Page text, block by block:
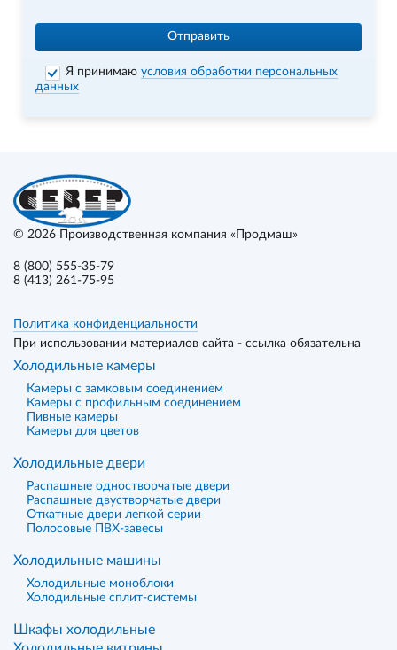
Отправить
Я принимаюусловия обработки персональных
данных
© 2026 Производственная компания «Продмаш»
8 (800) 555-35-79
8 (413) 261-75-95
Политика конфиденциальности
При использовании материалов сайта - ссылка обязательна
Холодильные камеры
Камеры с замковым соединением
Камеры с профильным соединением
Пивные камеры
Камеры для цветов
Холодильные двери
Распашные одностворчатые двери
Распашные двустворчатые двери
Откатные двери легкой серии
Полосовые ПВХ-завесы
Холодильные машины
Холодильные моноблоки
Холодильные сплит-системы
Шкафы холодильные